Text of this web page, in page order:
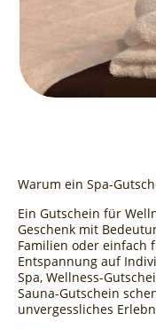
Warum ein Spa-
Ein Gutschein für
Geschenk mit
Familien oder einfach
Entspannung auf
Spa, Wellness-
Sauna-Gutschein
unvergessliches